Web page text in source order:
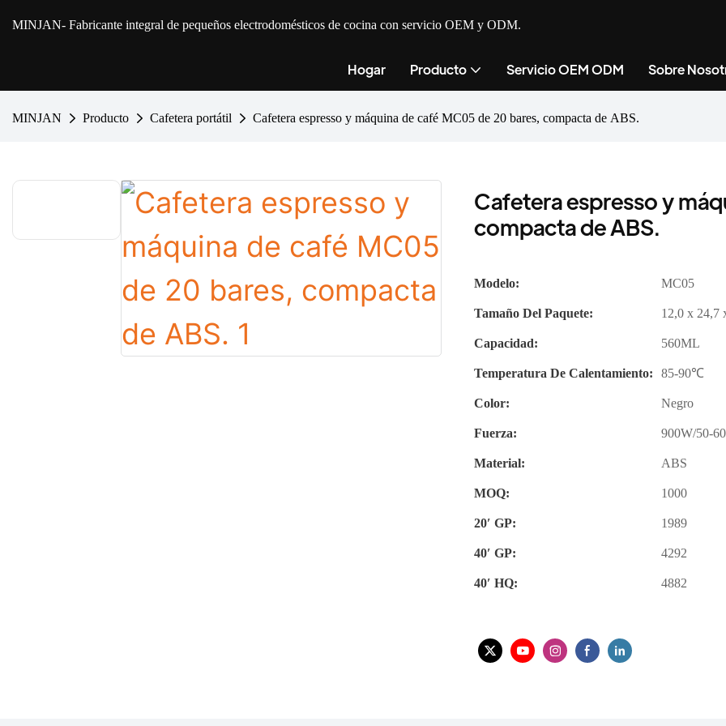
MINJAN- Fabricante integral de pequeños electrodomésticos de cocina con servicio OEM y ODM.
Hogar Producto Servicio OEM ODM Sobre
MINJAN Producto Cafetera portátil Cafetera espresso y máquina de café MC05 de 20 bares, compacta de ABS.
Cafetera espresso y
compacta de ABS.
Modelo:
MC05
Tamaño Del Paquete:
12,0 x 24,7
Capacidad:
560ML
Temperatura De Calentamiento: 85-90℃
Color:
Negro
Fuerza:
900W/50-
Material:
ABS
MOQ:
1000
20′ GP:
1989
40′ GP:
4292
40′ HQ:
4882